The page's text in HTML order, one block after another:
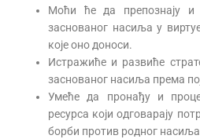
Моћи ће да препознају и
заснованог насиља у
које оно доноси.
Истражиће и развиће
заснованог насиља према
Умеће да пронађу и
ресурса који одговарају
борби против родног